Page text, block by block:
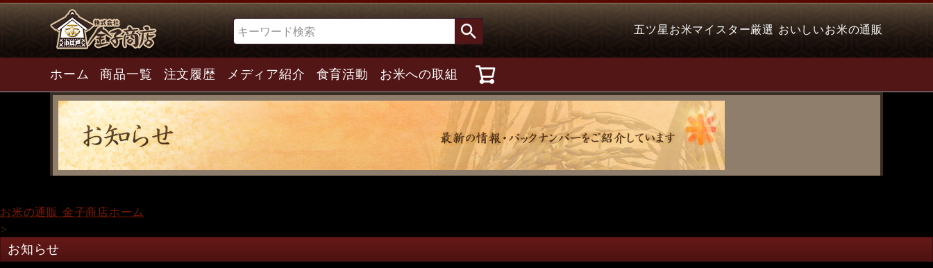
検索 五ツ星お米マイスター厳選 おいしいお米の通販
ホーム 商品一覧 注文履歴 メディア紹介 食育活動 お米への取組
お米の通販 金子商店ホーム
>
お知らせ